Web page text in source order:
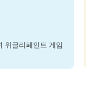
위글리페인트 게임